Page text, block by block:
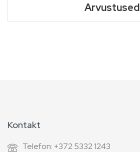
Arvustused
Kontakt
Telefon: +372 5332 1243